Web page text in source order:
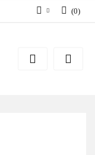
Zarejestruj się
(0)